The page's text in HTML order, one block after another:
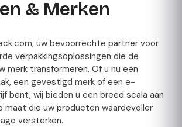
& Merken
uw bevoorrechte partner voor
verpakkingsoplossingen die de
merk transformeren. Of u nu een
een gevestigd merk of een e-
bent, wij bieden u een breed scala aan
maat die uw producten waardevoller
versterken.